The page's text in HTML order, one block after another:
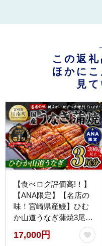
この返
ほかに
見
【食べログ評価高!！】
【ANA限定】【名店の
味！宮崎県産鰻】ひむ
か山道うなぎ蒲焼3尾分
(390g以上) 【 国産 うな
ぎ ウナギ 鰻 】 [B08411]
17,000円